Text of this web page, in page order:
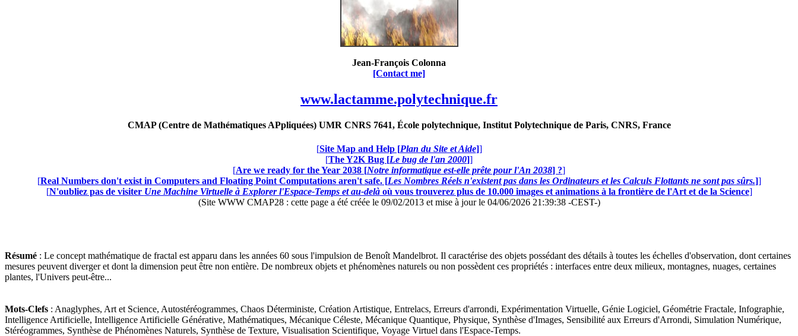
Jean-François Colonna
[Contact me]
www.lactamme.polytechnique.fr
CMAP (Centre de Mathématiques APpliquées) UMR CNRS 7641, École polytechnique, Institut Polytechnique de Paris, CNRS, France
[Site Map and Help [Plan du Site et Aide]]
[The Y2K Bug [Le bug de l'an 2000]]
[Are we ready for the Year 2038 [Notre informatique est-elle prête pour l'An 2038] ?]
[Real Numbers don't exist in Computers and Floating Point Computations aren't safe. [Les Nombres Réels n'existent pas dans les Ordinateurs et les Calculs Flottants ne sont pas sûrs.]]
[N'oubliez pas de visiter Une Machine Virtuelle à Explorer l'Espace-Temps et au-delàoù vous trouverez plus de 10.000 images et animations à la frontière de l'Art et de la Science]
(Site WWW CMAP28 : cette page a été créée le 09/02/2013 et mise à jour le 04/06/2026 21:39:38 -CEST-)
Résumé : Le concept mathématique de fractal est apparu dans les années 60 sous l'impulsion de Benoît Mandelbrot. Il caractérise des objets possédant des détails à toutes les échelles d'observation, dont certaines
mesures peuvent diverger et dont la dimension peut être non entière. De nombreux objets et phénomènes naturels ou non possèdent ces propriétés : interfaces entre deux milieux, montagnes, nuages, certaines
plantes, l'Univers peut-être...
Mots-Clefs : Anaglyphes, Art et Science, Autostéréogrammes, Chaos Déterministe, Création Artistique, Entrelacs, Erreurs d'arrondi, Expérimentation Virtuelle, Génie Logiciel, Géométrie Fractale, Infographie,
Intelligence Artificielle, Intelligence Artificielle Générative, Mathématiques, Mécanique Céleste, Mécanique Quantique, Physique, Synthèse d'Images, Sensibilité aux Erreurs d'Arrondi, Simulation Numérique,
Stéréogrammes, Synthèse de Phénomènes Naturels, Synthèse de Texture, Visualisation Scientifique, Voyage Virtuel dans l'Espace-Temps.